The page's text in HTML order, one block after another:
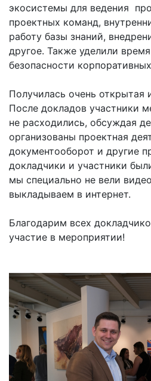
экосистемы для ведения
проектных команд,
работу базы знаний,
другое. Также уделили
безопасности
Получилась очень открытая
После докладов участники
не расходились, обсуждая
организованы проектная
документооборот и другие
докладчики и участники
мы специально не вели
выкладываем в интернет.
Благодарим всех
участие в мероприятии!